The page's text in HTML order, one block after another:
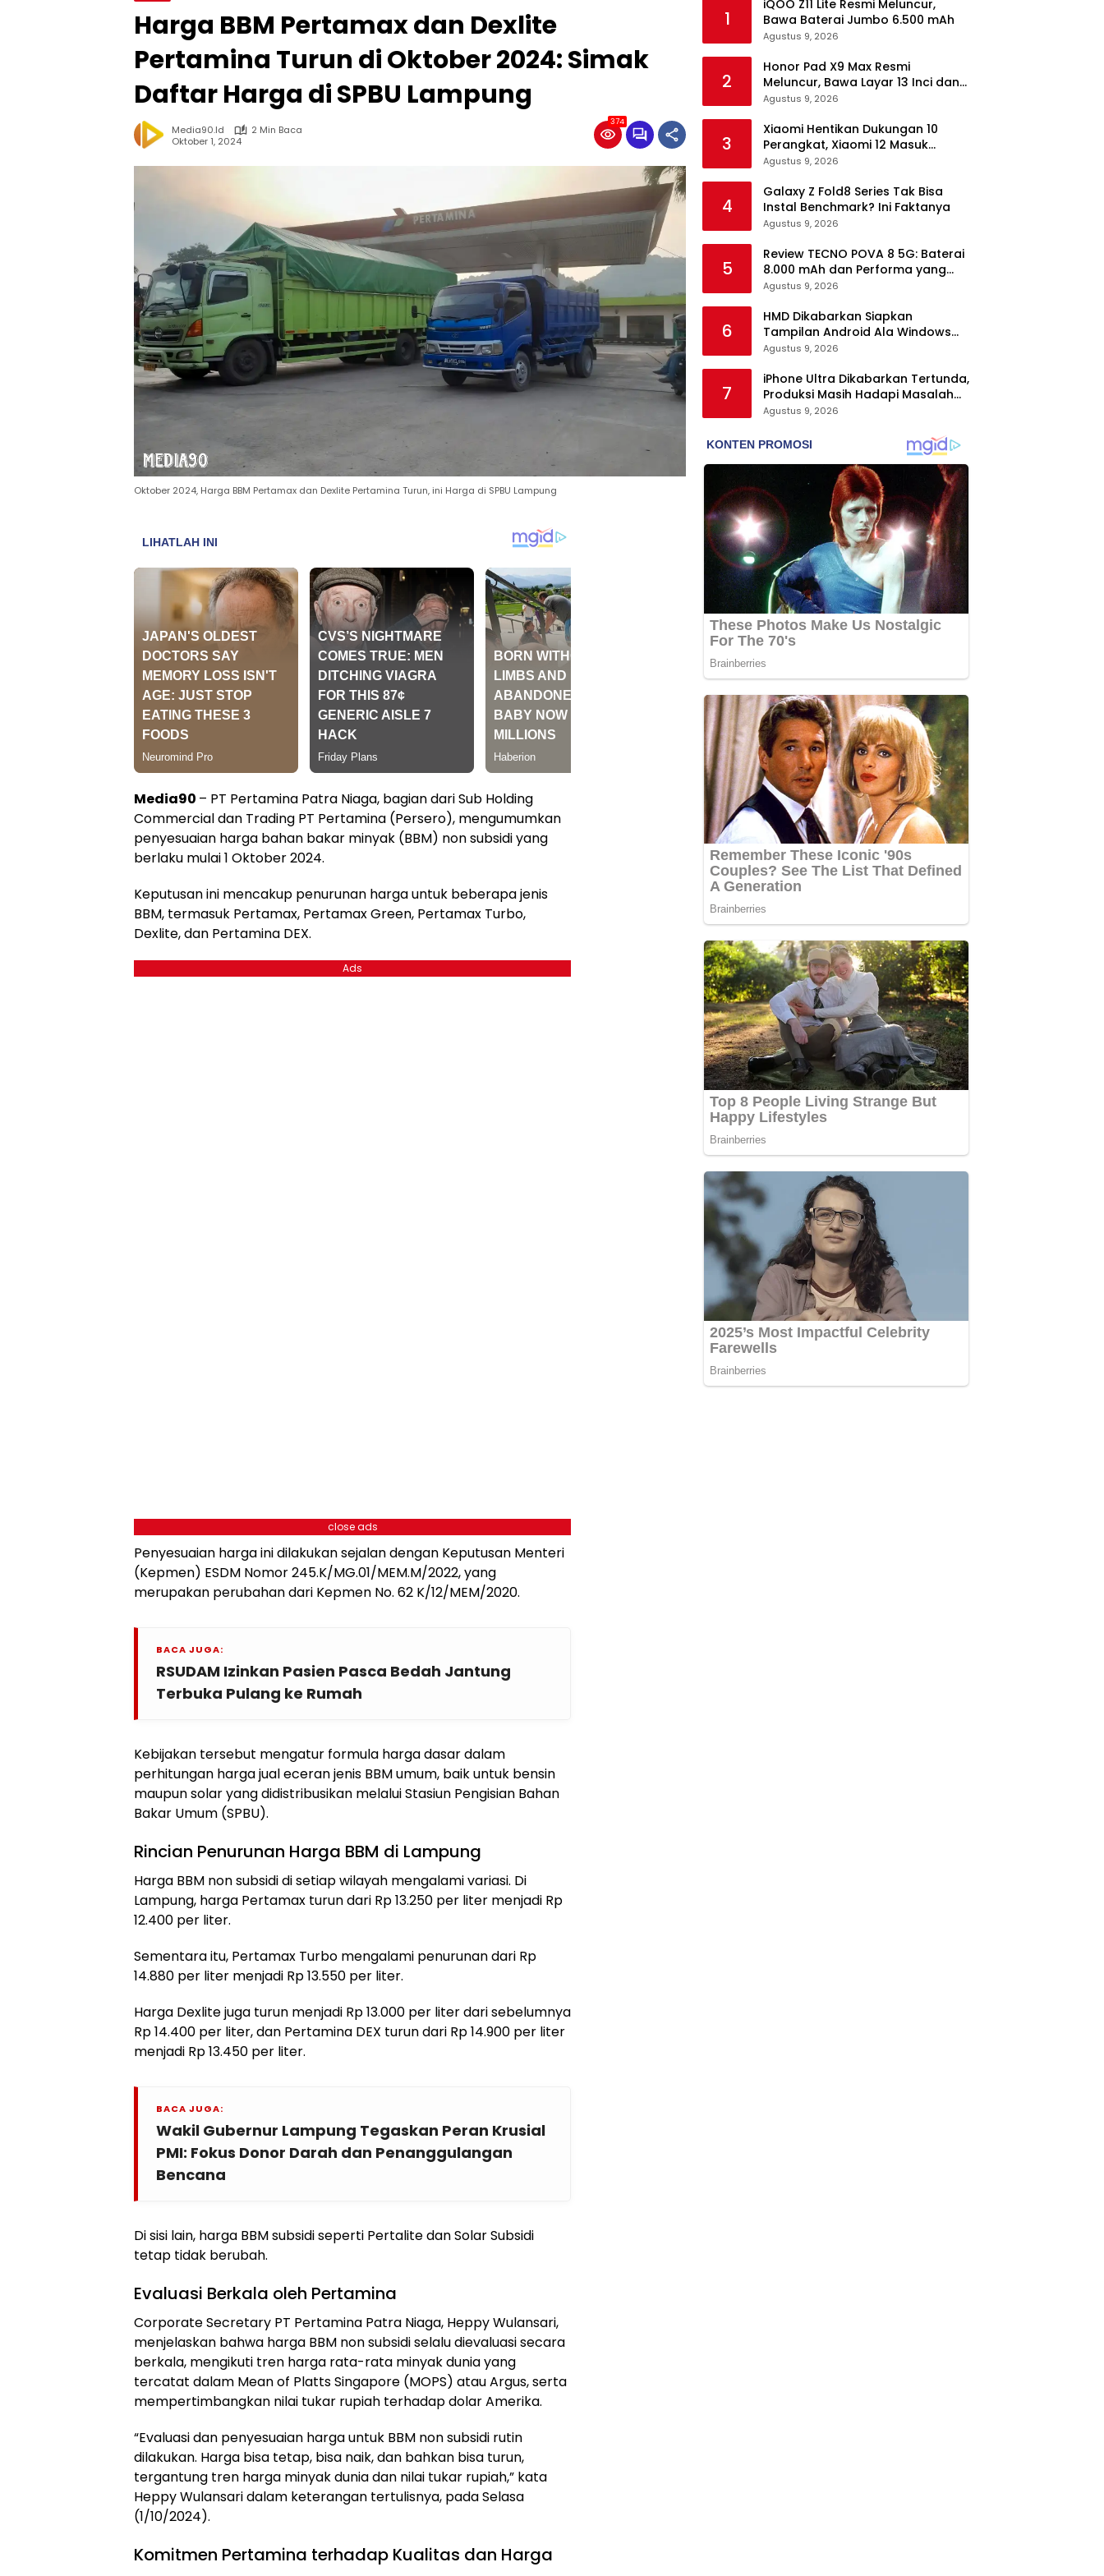
Harga BBM Pertamax dan Dexlite
Pertamina Turun di Oktober 2024: Simak
Daftar Harga di SPBU Lampung
Media90.id
2 Min Baca
Oktober 1, 2024
374
Oktober 2024, Harga BBM Pertamax dan Dexlite Pertamina Turun, ini Harga di SPBU Lampung
Media90 – PT Pertamina Patra Niaga, bagian dari Sub Holding
Commercial dan Trading PT Pertamina (Persero), mengumumkan
penyesuaian harga bahan bakar minyak (BBM) non subsidi yang
berlaku mulai 1 Oktober 2024.
Keputusan ini mencakup penurunan harga untuk beberapa jenis
BBM, termasuk Pertamax, Pertamax Green, Pertamax Turbo,
Dexlite, dan Pertamina DEX.
Ads
close ads
Penyesuaian harga ini dilakukan sejalan dengan Keputusan Menteri
(Kepmen) ESDM Nomor 245.K/MG.01/MEM.M/2022, yang
merupakan perubahan dari Kepmen No. 62 K/12/MEM/2020.
BACA JUGA:
RSUDAM Izinkan Pasien Pasca Bedah Jantung
Terbuka Pulang ke Rumah
Kebijakan tersebut mengatur formula harga dasar dalam
perhitungan harga jual eceran jenis BBM umum, baik untuk bensin
maupun solar yang didistribusikan melalui Stasiun Pengisian Bahan
Bakar Umum (SPBU).
Rincian Penurunan Harga BBM di Lampung
Harga BBM non subsidi di setiap wilayah mengalami variasi. Di
Lampung, harga Pertamax turun dari Rp 13.250 per liter menjadi Rp
12.400 per liter.
Sementara itu, Pertamax Turbo mengalami penurunan dari Rp
14.880 per liter menjadi Rp 13.550 per liter.
Harga Dexlite juga turun menjadi Rp 13.000 per liter dari sebelumnya
Rp 14.400 per liter, dan Pertamina DEX turun dari Rp 14.900 per liter
menjadi Rp 13.450 per liter.
BACA JUGA:
Wakil Gubernur Lampung Tegaskan Peran Krusial
PMI: Fokus Donor Darah dan Penanggulangan
Bencana
Di sisi lain, harga BBM subsidi seperti Pertalite dan Solar Subsidi
tetap tidak berubah.
Evaluasi Berkala oleh Pertamina
Corporate Secretary PT Pertamina Patra Niaga, Heppy Wulansari,
menjelaskan bahwa harga BBM non subsidi selalu dievaluasi secara
berkala, mengikuti tren harga rata-rata minyak dunia yang
tercatat dalam Mean of Platts Singapore (MOPS) atau Argus, serta
mempertimbangkan nilai tukar rupiah terhadap dolar Amerika.
“Evaluasi dan penyesuaian harga untuk BBM non subsidi rutin
dilakukan. Harga bisa tetap, bisa naik, dan bahkan bisa turun,
tergantung tren harga minyak dunia dan nilai tukar rupiah,” kata
Heppy Wulansari dalam keterangan tertulisnya, pada Selasa
(1/10/2024).
Komitmen Pertamina terhadap Kualitas dan Harga
1
iQOO Z11 Lite Resmi Meluncur,
Bawa Baterai Jumbo 6.500 mAh
Agustus 9, 2026
2
Honor Pad X9 Max Resmi
Meluncur, Bawa Layar 13 Inci dan
Baterai 10.100 mAh
Agustus 9, 2026
3
Xiaomi Hentikan Dukungan 10
Perangkat, Xiaomi 12 Masuk
Daftar
Agustus 9, 2026
4
Galaxy Z Fold8 Series Tak Bisa
Instal Benchmark? Ini Faktanya
Agustus 9, 2026
5
Review TECNO POVA 8 5G: Baterai
8.000 mAh dan Performa yang
Masih Mantap di 2026
Agustus 9, 2026
6
HMD Dikabarkan Siapkan
Tampilan Android Ala Windows
Phone
Agustus 9, 2026
7
iPhone Ultra Dikabarkan Tertunda,
Produksi Masih Hadapi Masalah
Engsel dan Layar
Agustus 9, 2026